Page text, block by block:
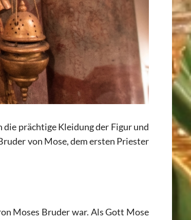
die prächtige Kleidung der Figur und
von Mose, dem ersten Priester
Moses Bruder war. Als Gott Mose